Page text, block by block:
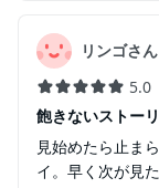
リンゴさん
5.0
飽きないストー
見始めたら止ま
イ。早く次が見